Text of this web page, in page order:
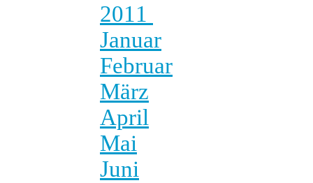
2011
Januar
Februar
März
April
Mai
Juni